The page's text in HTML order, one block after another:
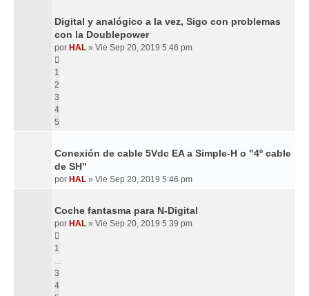
Digital y analógico a la vez, Sigo con problemas
con la Doublepower
por HAL » Vie Sep 20, 2019 5:46 pm
1
2
3
4
5
Conexión de cable 5Vdc EA a Simple-H o "4º cable
de SH"
por HAL » Vie Sep 20, 2019 5:46 pm
Coche fantasma para N-Digital
por HAL » Vie Sep 20, 2019 5:39 pm
1
…
3
4